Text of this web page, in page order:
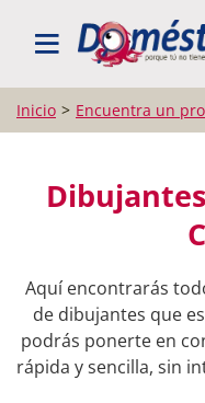
BUSCAR
Inicio Encuentra un
Aquí encontrarás
de dibujantes que
podrás ponerte en
rápida y sencilla, sin